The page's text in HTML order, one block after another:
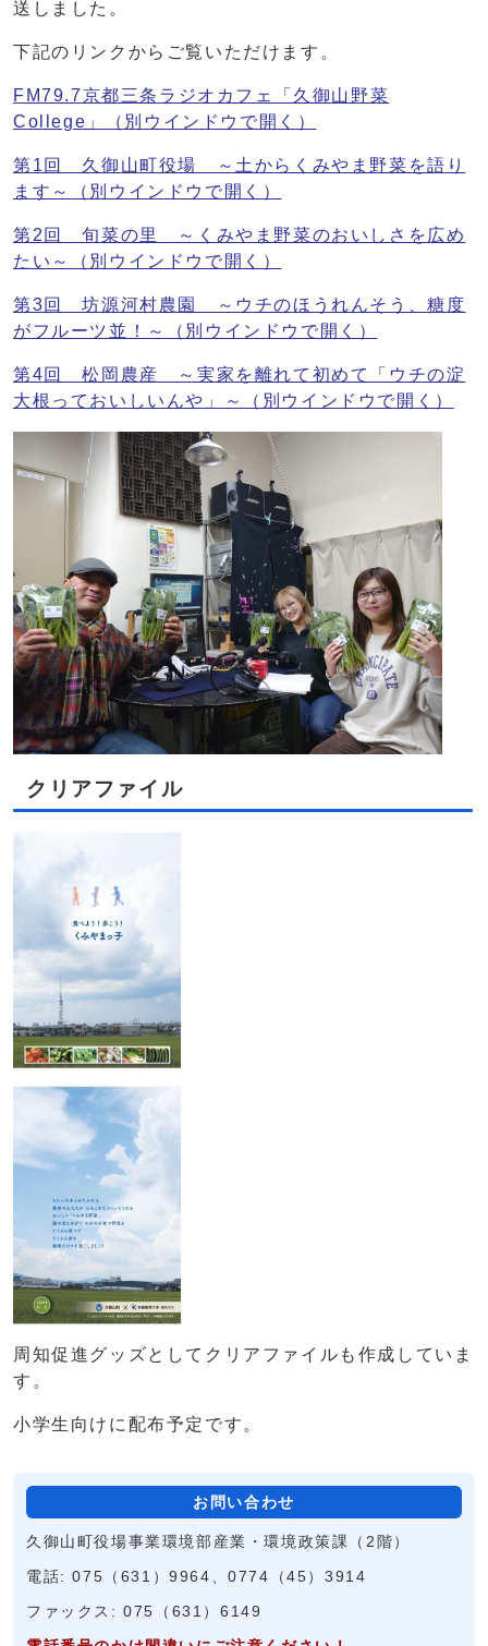
送しました。
下記のリンクからご覧いただけます。
FM79.7京都三条ラジオカフェ「久御山野菜
College」
（別ウインドウで開く）
第1回 久御山町役場 ～土からくみやま野菜を語り
ます～
（別ウインドウで開く）
第2回 旬菜の里 ～くみやま野菜のおいしさを広め
たい～
（別ウインドウで開く）
第3回 坊源河村農園 ～ウチのほうれんそう、糖度
がフルーツ並！～
（別ウインドウで開く）
第4回 松岡農産 ～実家を離れて初めて「ウチの淀
大根っておいしいんや」～
（別ウインドウで開く）
クリアファイル
周知促進グッズとしてクリアファイルも作成していま
す。
小学生向けに配布予定です。
お問い合わせ
久御山町役場事業環境部産業・環境政策課（2階）
電話: 075（631）9964、0774（45）3914
ファックス: 075（631）6149